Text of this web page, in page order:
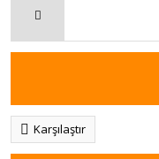
Karşılaştır